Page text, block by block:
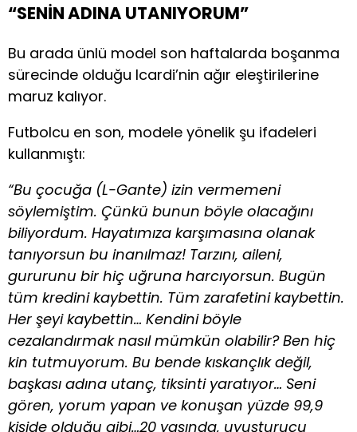
“SENİN ADINA UTANIYORUM”
Bu arada ünlü model son haftalarda boşanma
sürecinde olduğu Icardi’nin ağır eleştirilerine
maruz kalıyor.
Futbolcu en son, modele yönelik şu ifadeleri
kullanmıştı:
“Bu çocuğa (L-Gante) izin vermemeni
söylemiştim. Çünkü bunun böyle olacağını
biliyordum. Hayatımıza karşımasına olanak
tanıyorsun bu inanılmaz! Tarzını, aileni,
gururunu bir hiç uğruna harcıyorsun. Bugün
tüm kredini kaybettin. Tüm zarafetini kaybettin.
Her şeyi kaybettin… Kendini böyle
cezalandırmak nasıl mümkün olabilir? Ben hiç
kin tutmuyorum. Bu bende kıskançlık değil,
başkası adına utanç, tiksinti yaratıyor… Seni
gören, yorum yapan ve konuşan yüzde 99,9
kişide olduğu gibi…20 yaşında, uyuşturucu